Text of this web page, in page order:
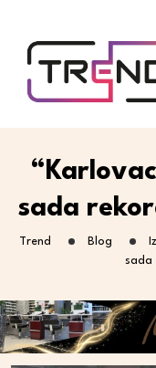
sada
Trend Blog
sada